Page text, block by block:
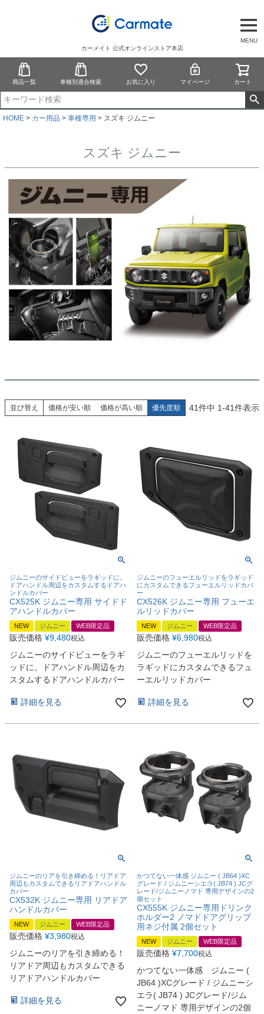
MENU
カーメイト 公式オンラインストア本店
商品一覧 車種別適合検索 お気に入り マイページ カート
HOME カー用品 車種専用 スズキ ジムニー
スズキ ジムニー
並び替え 価格が安い順 価格が高い順 優先度順 41件中 1-41件表示
ジムニーのサイドビューをラギッドに。
ドアハンドル周辺をカスタムするドアハ
ンドルカバー
CX525K ジムニー専用 サイドド
アハンドルカバー
NEW ジムニー WEB限定品
販売価格 ¥9,480税込
ジムニーのサイドビューをラギ
ッドに。ドアハンドル周辺をカ
スタムするドアハンドルカバー
詳細を見る
ジムニーのフューエルリッドをラギッド
にカスタムできるフューエルリッドカバ
ー
CX526K ジムニー専用 フューエ
ルリッドカバー
NEW ジムニー WEB限定品
販売価格 ¥6,980税込
ジムニーのフューエルリッドを
ラギッドにカスタムできるフュ
ーエルリッドカバー
詳細を見る
ジムニーのリアを引き締める！リアドア
周辺もカスタムできるリアドアハンドル
カバー
CX532K ジムニー専用 リアドア
ハンドルカバー
NEW ジムニー WEB限定品
販売価格 ¥3,980税込
ジムニーのリアを引き締める！
リアドア周辺もカスタムできる
リアドアハンドルカバー
詳細を見る
かつてない一体感 ジムニー ( JB64 )XC
グレード / ジムニーシエラ( JB74 ) JCグ
レード/ジムニーノマド 専用デザインの2
個セット
CX555K ジムニー専用ドリンク
ホルダー2 ノマドドアグリップ
用ネジ付属 2個セット
NEW ジムニー WEB限定品
販売価格 ¥7,700税込
かつてない一体感 ジムニー (
JB64 )XCグレード / ジムニーシ
エラ( JB74 ) JCグレード/ジム
ニーノマド 専用デザインの2個